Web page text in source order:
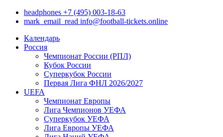
headphones +7 (495) 003-18-63
mark_email_read info@football-tickets.online
Календарь
Россия
Чемпионат России (РПЛ)
Кубок России
Суперкубок России
Первая Лига ФНЛ 2026/2027
UEFA
Чемпионат Европы
Лига Чемпионов УЕФА
Суперкубок УЕФА
Лига Европы УЕФА